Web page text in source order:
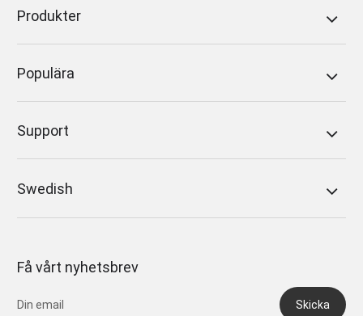
Produkter
Populära
Support
Swedish
Få vårt nyhetsbrev
Skicka